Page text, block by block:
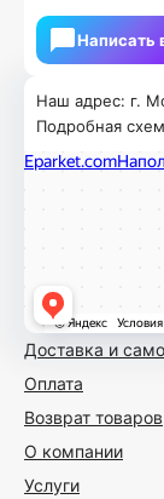
Доставка и
Оплата
Возврат товаров
О компании
Услуги
Наш адрес: г.
Подробная
Написать